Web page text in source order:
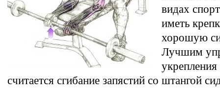
видах
иметь
хорошую
Лучшим
укрепления
считается сгибание запястий со штангой